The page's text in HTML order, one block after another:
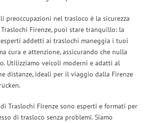
preoccupazioni nel trasloco è la sicurezza
Firenze, puoi stare tranquillo: la
addetti ai traslochi maneggia i tuoi
cura e attenzione, assicurando che nulla
Utilizziamo veicoli moderni e adatti al
distanze, ideali per il viaggio dalla Firenze
Traslochi Firenze sono esperti e formati per
di trasloco senza problemi. Siamo